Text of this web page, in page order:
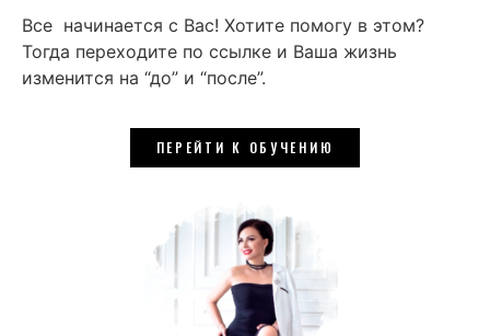
Все начинается с Вас! Хотите помогу в этом?
Тогда переходите по ссылке и Ваша жизнь
изменится на “до” и “после”.
ПЕРЕЙТИ К ОБУЧЕНИЮ